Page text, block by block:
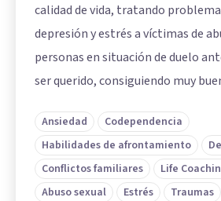
calidad de vida, tratando
depresión y estrés a víctimas de
personas en situación de duelo
ser querido, consiguiendo muy
Ansiedad
Codependencia
Habilidades de afrontamiento
Conflictos familiares
Life
Abuso sexual
Estrés Traumas